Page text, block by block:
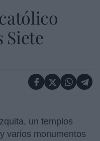
Siete
un templos
varios monumentos